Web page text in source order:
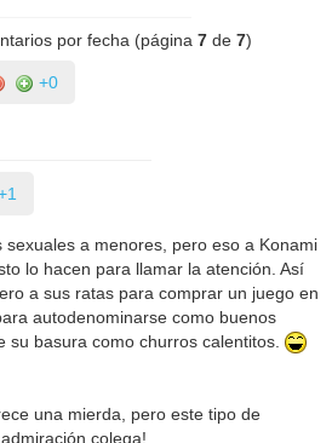
por fecha (página 7de 7)
+0
sexuales a menores, pero eso a Konami
lo hacen para llamar la atención. Así
a sus ratas para comprar un juego en
autodenominarse como buenos
su basura como churros calentitos.
una mierda, pero este tipo de
colega!